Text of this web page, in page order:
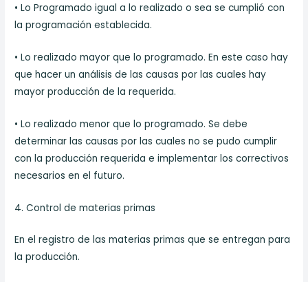
• Lo Programado igual a lo realizado o sea se cumplió con
la programación establecida.
• Lo realizado mayor que lo programado. En este caso hay
que hacer un análisis de las causas por las cuales hay
mayor producción de la requerida.
• Lo realizado menor que lo programado. Se debe
determinar las causas por las cuales no se pudo cumplir
con la producción requerida e implementar los correctivos
necesarios en el futuro.
4. Control de materias primas
En el registro de las materias primas que se entregan para
la producción.